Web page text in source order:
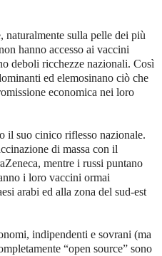
naturalmente sulla pelle dei più
hanno accesso ai vaccini
deboli ricchezze nazionali. Così
ed elemosinano ciò che
economica nei loro
il suo cinico riflesso nazionale.
di massa con il
mentre i russi puntano
i loro vaccini ormai
arabi ed alla zona del sud-est
indipendenti e sovrani (ma
“open source” sono